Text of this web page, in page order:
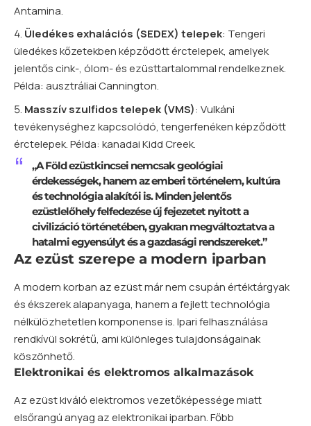
Antamina.
Üledékes exhalációs (SEDEX) telepek: Tengeri
üledékes kőzetekben képződött érctelepek, amelyek
jelentős cink-, ólom- és ezüsttartalommal rendelkeznek.
Példa: ausztráliai Cannington.
Masszív szulfidos telepek (VMS): Vulkáni
tevékenységhez kapcsolódó, tengerfenéken képződött
érctelepek. Példa: kanadai Kidd Creek.
„A Föld ezüstkincsei nemcsak geológiai
érdekességek, hanem az emberi történelem, kultúra
és technológia alakítói is. Minden jelentős
ezüstlelőhely felfedezése új fejezetet nyitott a
civilizáció történetében, gyakran megváltoztatva a
hatalmi egyensúlyt és a gazdasági rendszereket.”
Az ezüst szerepe a modern iparban
A modern korban az ezüst már nem csupán értéktárgyak
és ékszerek alapanyaga, hanem a fejlett technológia
nélkülözhetetlen komponense is. Ipari felhasználása
rendkívül sokrétű, ami különleges tulajdonságainak
köszönhető.
Elektronikai és elektromos alkalmazások
Az ezüst kiváló elektromos vezetőképessége miatt
elsőrangú anyag az elektronikai iparban. Főbb